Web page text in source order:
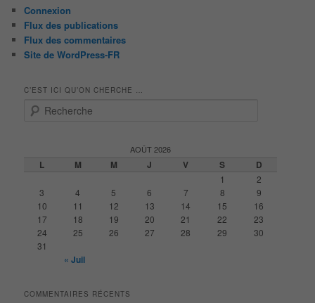
Connexion
Flux des publications
Flux des commentaires
Site de WordPress-FR
C’EST ICI QU’ON CHERCHE …
AOÛT 2026
L M M J V S D
1
2
3
4 5 6 7 8
9
10
11 12 13 14 15
16
17
18 19 20 21 22
23
24
25 26 27 28 29
30
31
« Juil
COMMENTAIRES RÉCENTS